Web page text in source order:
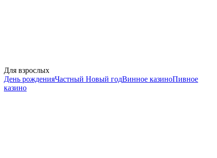
Для взрослых
День рожденияЧастный Новый годВинное казиноПивное
казино